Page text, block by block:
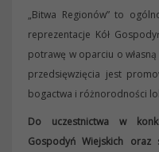
„Bitwa Regionów” to
reprezentacje Kół
potrawę w oparciu o
przedsięwzięcia jest
bogactwa i różnorodności
Do uczestnictwa w
Gospodyń Wiejskich oraz